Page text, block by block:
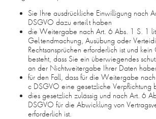
Sie Ihre ausdrückliche Einwilligung nach
DSGVO dazu erteilt haben
die Weitergabe nach Art. 6 Abs. 1 S. 1
Geltendmachung, Ausübung oder
Rechtsansprüchen erforderlich ist und
besteht, dass Sie ein überwiegendes
an der Nichtweitergabe Ihrer Daten
für den Fall, dass für die Weitergabe
c DSGVO eine gesetzliche Verpflichtung
dies gesetzlich zulässig und nach Art. 6
DSGVO für die Abwicklung von
erforderlich ist.